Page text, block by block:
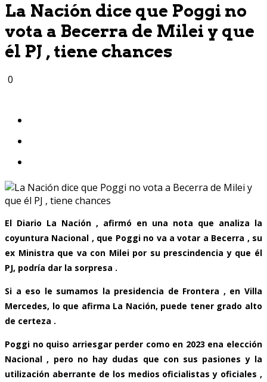
La Nación dice que Poggi no
vota a Becerra de Milei y que
él PJ , tiene chances
0
El Diario La Nación , afirmó en una nota que analiza la
coyuntura Nacional , que Poggi no va a votar a Becerra , su
ex Ministra que va con Milei por su prescindencia y que él
PJ, podría dar la sorpresa .
Si a eso le sumamos la presidencia de Frontera , en Villa
Mercedes, lo que afirma La Nación, puede tener grado alto
de certeza .
Poggi no quiso arriesgar perder como en 2023 ena elección
Nacional , pero no hay dudas que con sus pasiones y la
utilización aberrante de los medios oficialistas y oficiales ,